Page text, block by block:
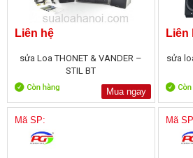
Liên hệ
sửa Loa THONET & VANDER –
STIL BT
Mua ngay
Liên
sửa
Mã SP: Mã